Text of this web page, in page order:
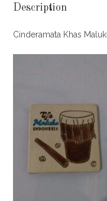
Description
Cinderamata Khas